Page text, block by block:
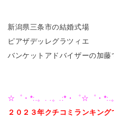
新潟県三条市の結婚式場
ピアザデッレグラツィエ
バンケットアドバイザーの加藤
☆゜・*:.。. .。.:*・゜☆゜・*:.
２０２３年クチコミランキング